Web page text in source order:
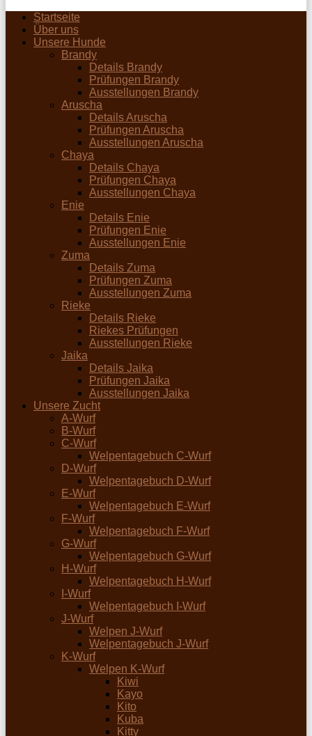
Startseite
Über uns
Unsere Hunde
Brandy
Details Brandy
Prüfungen Brandy
Ausstellungen Brandy
Aruscha
Details Aruscha
Prüfungen Aruscha
Ausstellungen Aruscha
Chaya
Details Chaya
Prüfungen Chaya
Ausstellungen Chaya
Enie
Details Enie
Prüfungen Enie
Ausstellungen Enie
Zuma
Details Zuma
Prüfungen Zuma
Ausstellungen Zuma
Rieke
Details Rieke
Riekes Prüfungen
Ausstellungen Rieke
Jaika
Details Jaika
Prüfungen Jaika
Ausstellungen Jaika
Unsere Zucht
A-Wurf
B-Wurf
C-Wurf
Welpentagebuch C-Wurf
D-Wurf
Welpentagebuch D-Wurf
E-Wurf
Welpentagebuch E-Wurf
F-Wurf
Welpentagebuch F-Wurf
G-Wurf
Welpentagebuch G-Wurf
H-Wurf
Welpentagebuch H-Wurf
I-Wurf
Welpentagebuch I-Wurf
J-Wurf
Welpen J-Wurf
Welpentagebuch J-Wurf
K-Wurf
Welpen K-Wurf
Kiwi
Kayo
Kito
Kuba
Kitty